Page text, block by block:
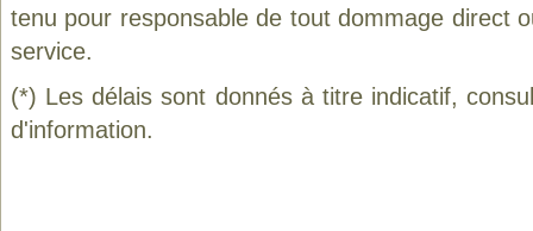
tenu pour responsable de tout dommage direct
service.
(*) Les délais sont donnés à titre indicatif,
d'information.